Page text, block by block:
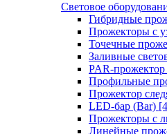
Световое
Гибридные
Прожекторы с
Точечные
Заливные
PAR-прожектор
Профильные
Прожектор
LED-бар (Bar)
Прожекторы с
Линейные